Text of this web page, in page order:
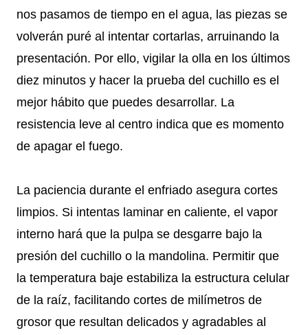
nos pasamos de tiempo en el agua, las piezas se
volverán puré al intentar cortarlas, arruinando la
presentación. Por ello, vigilar la olla en los últimos
diez minutos y hacer la prueba del cuchillo es el
mejor hábito que puedes desarrollar. La
resistencia leve al centro indica que es momento
de apagar el fuego.
La paciencia durante el enfriado asegura cortes
limpios. Si intentas laminar en caliente, el vapor
interno hará que la pulpa se desgarre bajo la
presión del cuchillo o la mandolina. Permitir que
la temperatura baje estabiliza la estructura celular
de la raíz, facilitando cortes de milímetros de
grosor que resultan delicados y agradables al